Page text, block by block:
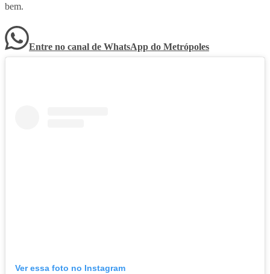
bem.
Entre no canal de WhatsApp do Metrópoles
Ver essa foto no Instagram